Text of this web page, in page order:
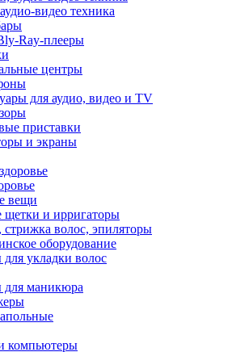
видео техника
Ray-плееры
центры
для аудио, видео и TV
приставки
и экраны
вещи
щетки и ирригаторы
стрижка волос, эпиляторы
оборудование
укладки волос
для маникюра